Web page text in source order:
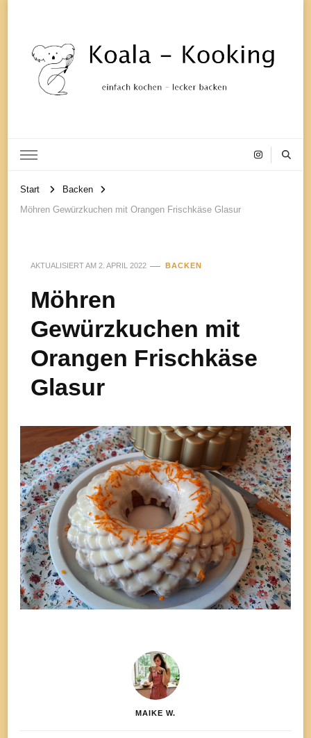
Kooking
Start
Backen
Möhren Gewürzkuchen mit Orangen Frischkäse Glasur
AKTUALISIERT AM 2. APRIL 2022 BACKEN
Möhren
Gewürzkuchen mit
Orangen Frischkäse
Glasur
MAIKE W.